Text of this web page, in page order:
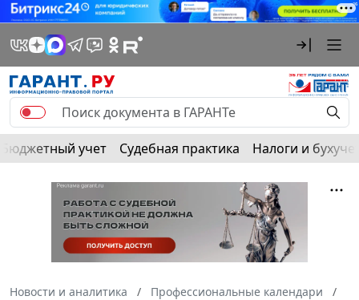
Бюджетный учет Судебная практика Налоги и
Новости и аналитика
Профессиональные календари